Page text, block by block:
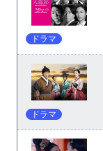
ドラマ
ドラマ